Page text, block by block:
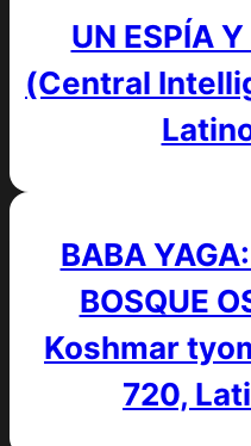
UN ESPÍA
(Central
BABA
BOSQUE
Koshmar
720,